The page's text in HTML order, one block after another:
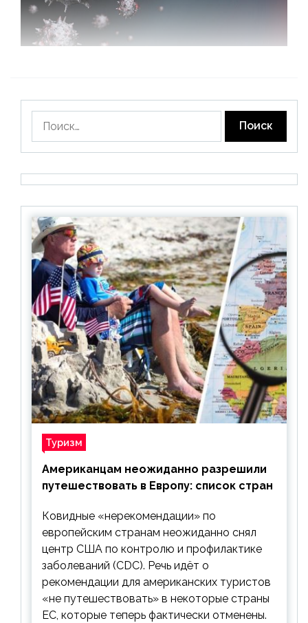
Туризм
Американцам неожиданно разрешили
путешествовать в Европу: список стран
Ковидные «нерекомендации» по
европейским странам неожиданно снял
центр США по контролю и профилактике
заболеваний (CDC). Речь идёт о
рекомендации для американских туристов
«не путешествовать» в некоторые страны
ЕС, которые теперь фактически отменены.